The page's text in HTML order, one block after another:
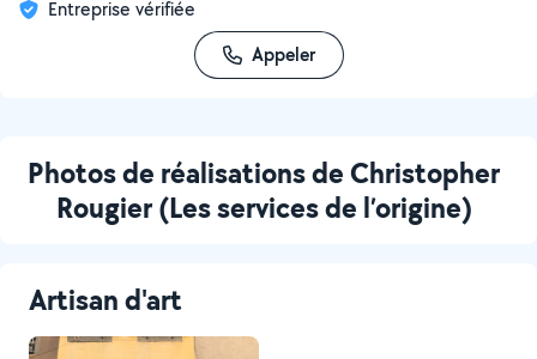
Entreprise vérifiée
Appeler
Photos de réalisations de Christopher
Rougier (Les services de l’origine)
Artisan d'art